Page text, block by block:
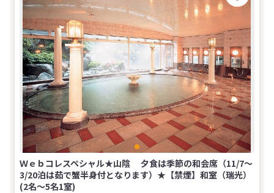
Ｗｅｂコレスペシャル★山陰 夕食は季節の和会席（11/7～
3/20泊は茹で蟹半身付となります）★【禁煙】和室（瑞光）
(2名～5名1室)